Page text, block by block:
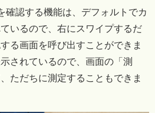
確認する機能は、デフォルトでカ
いるので、右にスワイプするだ
る画面を呼び出すことができま
されているので、画面の「測
ただちに測定することもできま